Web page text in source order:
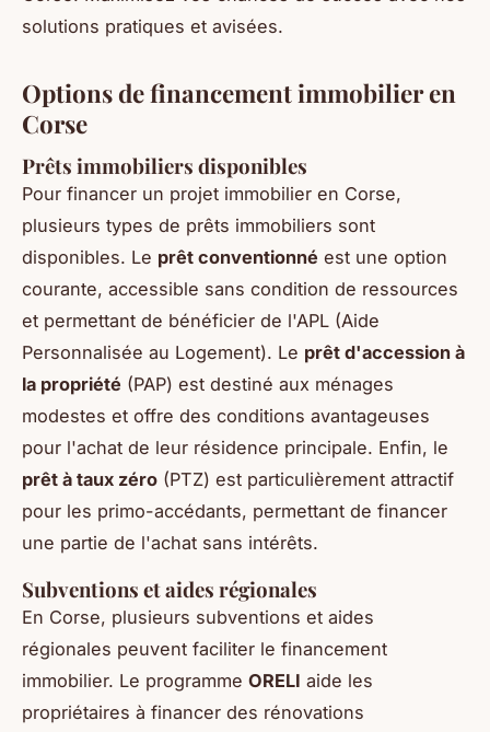
solutions pratiques et avisées.
Options de financement immobilier en
Corse
Prêts immobiliers disponibles
Pour financer un projet immobilier en Corse,
plusieurs types de prêts immobiliers sont
disponibles. Le prêt conventionné est une option
courante, accessible sans condition de ressources
et permettant de bénéficier de l'APL (Aide
Personnalisée au Logement). Le prêt d'accession à
la propriété (PAP) est destiné aux ménages
modestes et offre des conditions avantageuses
pour l'achat de leur résidence principale. Enfin, le
prêt à taux zéro (PTZ) est particulièrement attractif
pour les primo-accédants, permettant de financer
une partie de l'achat sans intérêts.
Subventions et aides régionales
En Corse, plusieurs subventions et aides
régionales peuvent faciliter le financement
immobilier. Le programme ORELI aide les
propriétaires à financer des rénovations